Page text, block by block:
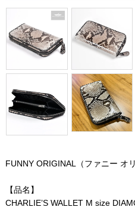
FUNNY ORIGINAL（ファニー オ
【品名】
CHARLIE’S WALLET M size